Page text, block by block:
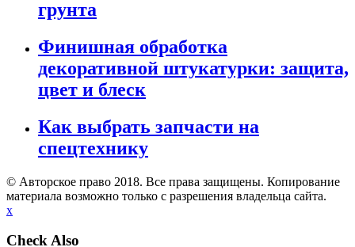
грунта
Финишная обработка
декоративной штукатурки: защита,
цвет и блеск
Как выбрать запчасти на
спецтехнику
© Авторское право 2018. Все права защищены. Копирование
материала возможно только с разрешения владельца сайта.
x
Check Also